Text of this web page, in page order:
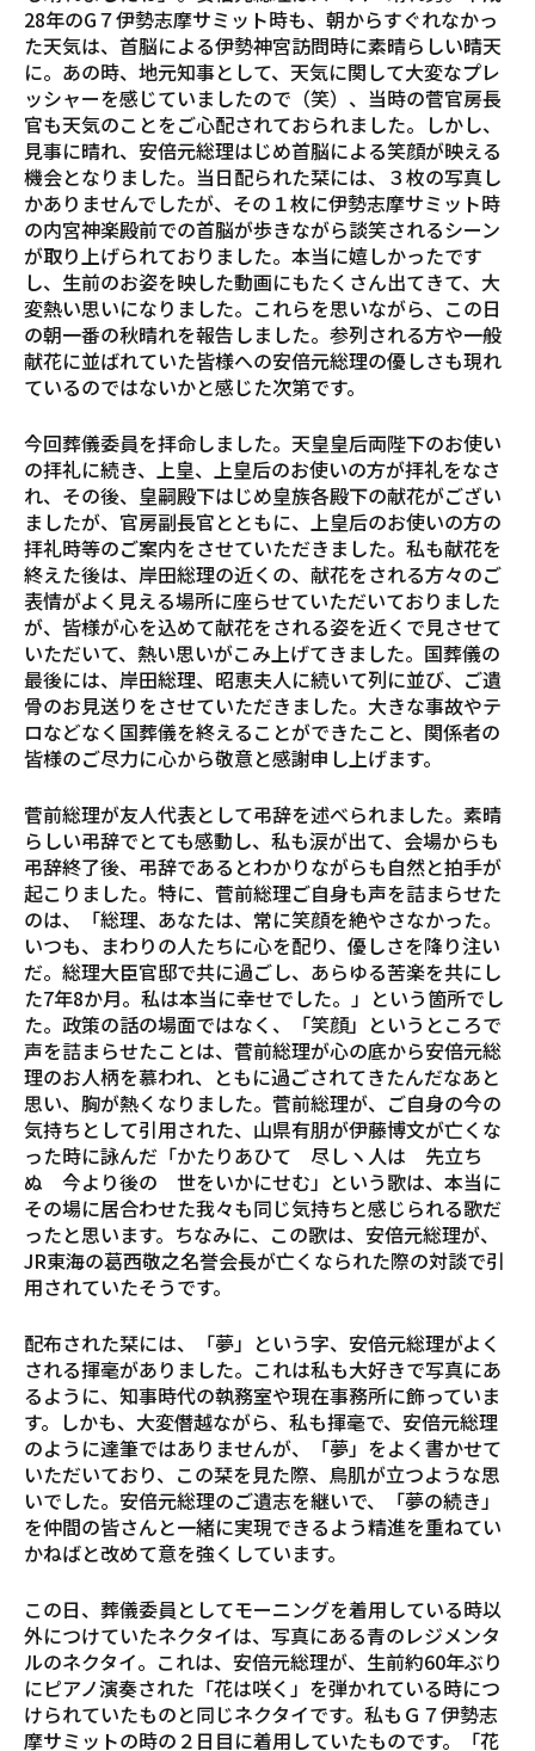
28年のG７伊勢志摩サミット時も、朝からすぐれなかっ
た天気は、首脳による伊勢神宮訪問時に素晴らしい晴天
に。あの時、地元知事として、天気に関して大変なプレ
ッシャーを感じていましたので（笑）、当時の菅官房長
官も天気のことをご心配されておられました。しかし、
見事に晴れ、安倍元総理はじめ首脳による笑顔が映える
機会となりました。当日配られた栞には、３枚の写真し
かありませんでしたが、その１枚に伊勢志摩サミット時
の内宮神楽殿前での首脳が歩きながら談笑されるシーン
が取り上げられておりました。本当に嬉しかったです
し、生前のお姿を映した動画にもたくさん出てきて、大
変熱い思いになりました。これらを思いながら、この日
の朝一番の秋晴れを報告しました。参列される方や一般
献花に並ばれていた皆様への安倍元総理の優しさも現れ
ているのではないかと感じた次第です。
今回葬儀委員を拝命しました。天皇皇后両陛下のお使い
の拝礼に続き、上皇、上皇后のお使いの方が拝礼をなさ
れ、その後、皇嗣殿下はじめ皇族各殿下の献花がござい
ましたが、官房副長官とともに、上皇后のお使いの方の
拝礼時等のご案内をさせていただきました。私も献花を
終えた後は、岸田総理の近くの、献花をされる方々のご
表情がよく見える場所に座らせていただいておりました
が、皆様が心を込めて献花をされる姿を近くで見させて
いただいて、熱い思いがこみ上げてきました。国葬儀の
最後には、岸田総理、昭恵夫人に続いて列に並び、ご遺
骨のお見送りをさせていただきました。大きな事故やテ
ロなどなく国葬儀を終えることができたこと、関係者の
皆様のご尽力に心から敬意と感謝申し上げます。
菅前総理が友人代表として弔辞を述べられました。素晴
らしい弔辞でとても感動し、私も涙が出て、会場からも
弔辞終了後、弔辞であるとわかりながらも自然と拍手が
起こりました。特に、菅前総理ご自身も声を詰まらせた
のは、「総理、あなたは、常に笑顔を絶やさなかった。
いつも、まわりの人たちに心を配り、優しさを降り注い
だ。総理大臣官邸で共に過ごし、あらゆる苦楽を共にし
た7年8か月。私は本当に幸せでした。」という箇所でし
た。政策の話の場面ではなく、「笑顔」というところで
声を詰まらせたことは、菅前総理が心の底から安倍元総
理のお人柄を慕われ、ともに過ごされてきたんだなあと
思い、胸が熱くなりました。菅前総理が、ご自身の今の
気持ちとして引用された、山県有朋が伊藤博文が亡くな
った時に詠んだ「かたりあひて 尽しヽ人は 先立ち
ぬ 今より後の 世をいかにせむ」という歌は、本当に
その場に居合わせた我々も同じ気持ちと感じられる歌だ
ったと思います。ちなみに、この歌は、安倍元総理が、
JR東海の葛西敬之名誉会長が亡くなられた際の対談で引
用されていたそうです。
配布された栞には、「夢」という字、安倍元総理がよく
される揮毫がありました。これは私も大好きで写真にあ
るように、知事時代の執務室や現在事務所に飾っていま
す。しかも、大変僭越ながら、私も揮毫で、安倍元総理
のように達筆ではありませんが、「夢」をよく書かせて
いただいており、この栞を見た際、鳥肌が立つような思
いでした。安倍元総理のご遺志を継いで、「夢の続き」
を仲間の皆さんと一緒に実現できるよう精進を重ねてい
かねばと改めて意を強くしています。
この日、葬儀委員としてモーニングを着用している時以
外につけていたネクタイは、写真にある青のレジメンタ
ルのネクタイ。これは、安倍元総理が、生前約60年ぶり
にピアノ演奏された「花は咲く」を弾かれている時につ
けられていたものと同じネクタイです。私もＧ７伊勢志
摩サミットの時の２日目に着用していたものです。「花